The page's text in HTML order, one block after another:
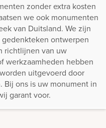
zonder extra kosten
we ook monumenten
van Duitsland. We zijn
ontwerpen
richtlijnen van uw
werkzaamheden hebben
uitgevoerd door
Bij ons is uw monument in
garant voor.